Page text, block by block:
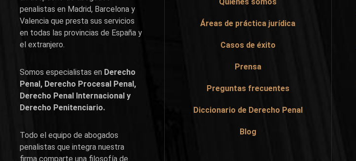
penalistas en Madrid, Barcelona y
Valencia que presta sus servicios
en todas las provincias de España y
el extranjero.
Somos especialistas en Derecho
Penal, Derecho Procesal Penal,
Derecho Penal Internacional y
Derecho Penitenciario.
Todo el equipo de abogados
penalistas que integra nuestra
firma comparte una filosofía de
Áreas de práctica jurídica
Casos de éxito
Prensa
Preguntas frecuentes
Diccionario de Derecho Penal
Blog